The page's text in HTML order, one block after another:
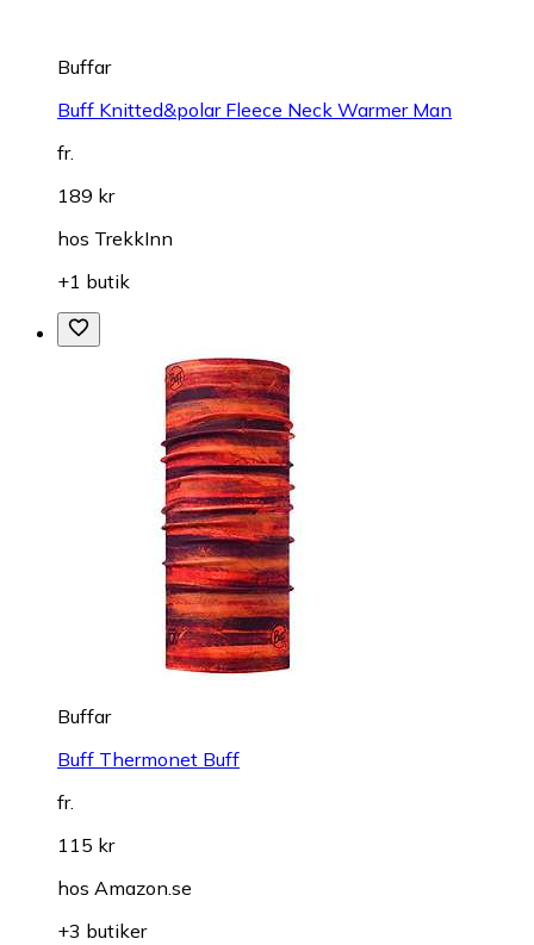
Buffar
Buff Knitted&polar Fleece Neck Warmer Man
fr.
189 kr
hos TrekkInn
+1 butik
Buffar
Buff Thermonet Buff
fr.
115 kr
hos Amazon.se
+3 butiker